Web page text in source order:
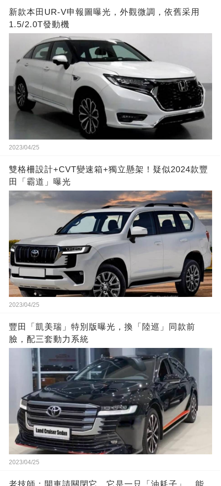
新款本田UR-V申報圖曝光，外觀微調，依舊采用
1.5/2.0T發動機
2023/04/25
雙格柵設計+CVT變速箱+獨立懸架！疑似2024款豐
田「霸道」曝光
2023/04/25
豐田「凱美瑞」特別版曝光，換「陸巡」同款前
臉，配三套動力系統
2023/04/25